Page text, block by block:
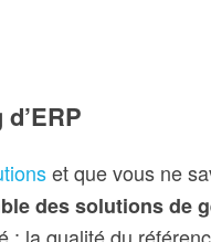
et que vous ne
des solutions de